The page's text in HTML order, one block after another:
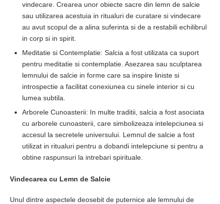
vindecare. Crearea unor obiecte sacre din lemn de salcie
sau utilizarea acestuia in ritualuri de curatare si vindecare
au avut scopul de a alina suferinta si de a restabili echilibrul
in corp si in spirit.
Meditatie si Contemplatie: Salcia a fost utilizata ca suport
pentru meditatie si contemplatie. Asezarea sau sculptarea
lemnului de salcie in forme care sa inspire liniste si
introspectie a facilitat conexiunea cu sinele interior si cu
lumea subtila.
Arborele Cunoasterii: In multe traditii, salcia a fost asociata
cu arborele cunoasterii, care simbolizeaza intelepciunea si
accesul la secretele universului. Lemnul de salcie a fost
utilizat in ritualuri pentru a dobandi intelepciune si pentru a
obtine raspunsuri la intrebari spirituale.
Vindecarea cu Lemn de Salcie
Unul dintre aspectele deosebit de puternice ale lemnului de